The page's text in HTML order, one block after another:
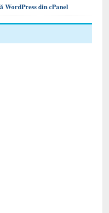
WordPress din cPanel